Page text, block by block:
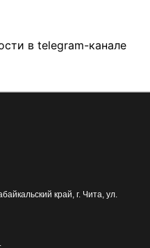
в telegram-канале
край, г. Чита, ул.